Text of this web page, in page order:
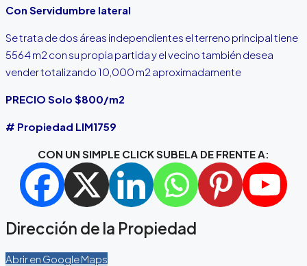
Con Servidumbre lateral
Se trata de dos áreas independientes el terreno principal tiene
5564 m2 con su propia partida y el vecino también desea
vender totalizando 10,000 m2 aproximadamente
PRECIO Solo $800/m2
# Propiedad LIM1759
CON UN SIMPLE CLICK SUBELA DE FRENTE A:
Dirección de la Propiedad
Abrir en Google Maps